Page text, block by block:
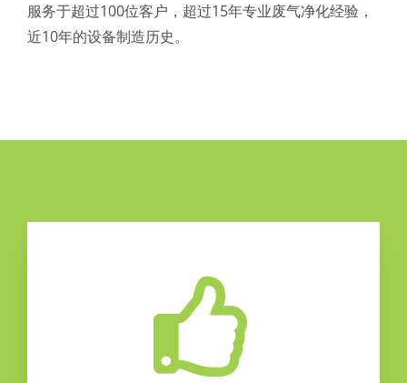
服务于超过100位客户，超过15年专业废气净化经验，
近10年的设备制造历史。